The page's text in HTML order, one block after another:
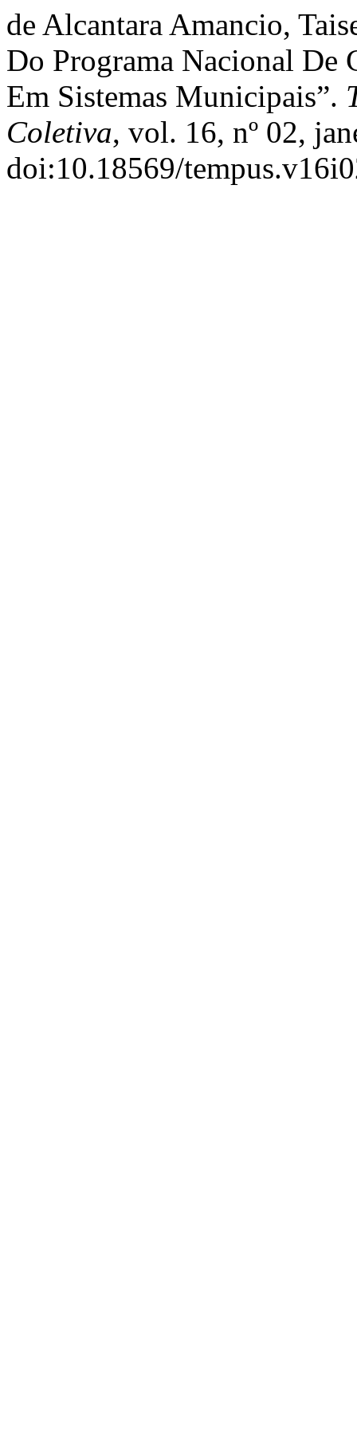
de Alcantara Amancio,
Do Programa Nacional De
Em Sistemas Municipais”.
Coletiva, vol. 16, nº 02,
doi:10.18569/